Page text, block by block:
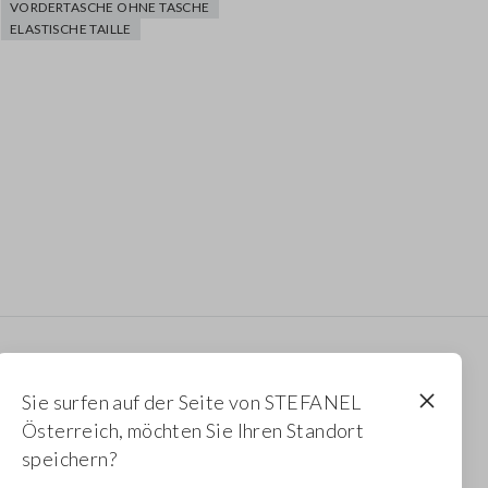
VORDERTASCHE OHNE TASCHE
ELASTISCHE TAILLE
Erhalten Sie Informationen über neue Drops,
Kollektionen und Aktionen. Für Sie 10 % Rabatt.
Sie surfen auf der Seite von STEFANEL
Österreich, möchten Sie Ihren Standort
speichern?